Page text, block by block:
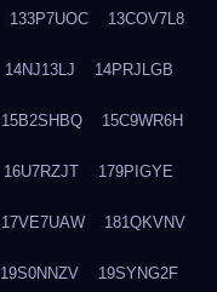
133P7UOC 13COV7L8
14NJ13LJ 14PRJLGB
15B2SHBQ 15C9WR6H
16U7RZJT 179PIGYE
17VE7UAW 181QKVNV
19S0NNZV 19SYNG2F